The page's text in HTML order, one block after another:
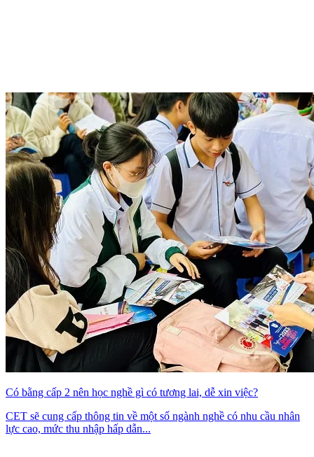
Có bằng cấp 2 nên học nghề gì có tương lai, dễ xin việc?
CET sẽ cung cấp thông tin về một số ngành nghề có nhu cầu nhân
lực cao, mức thu nhập hấp dẫn...